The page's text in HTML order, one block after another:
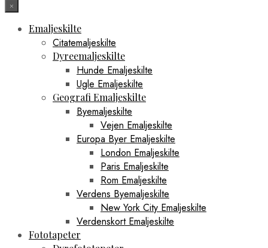
×
Emaljeskilte
Citatemaljeskilte
Dyreemaljeskilte
Hunde Emaljeskilte
Ugle Emaljeskilte
Geografi Emaljeskilte
Byemaljeskilte
Vejen Emaljeskilte
Europa Byer Emaljeskilte
London Emaljeskilte
Paris Emaljeskilte
Rom Emaljeskilte
Verdens Byemaljeskilte
New York City Emaljeskilte
Verdenskort Emaljeskilte
Fototapeter